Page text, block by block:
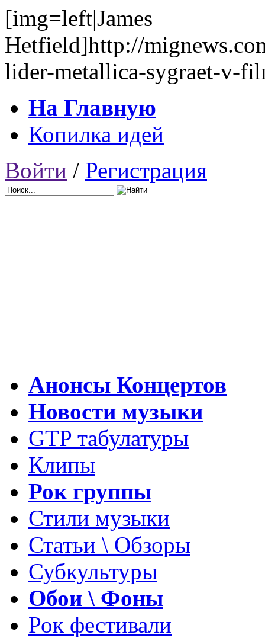
[img=left|James
Hetfield]http://
lider-metallica-sygraet-v-
На Главную
Копилка идей
Войти / Регистрация
Анонсы Концертов
Новости музыки
GTP табулатуры
Клипы
Рок группы
Стили музыки
Статьи \ Обзоры
Субкультуры
Обои \ Фоны
Рок фестивали